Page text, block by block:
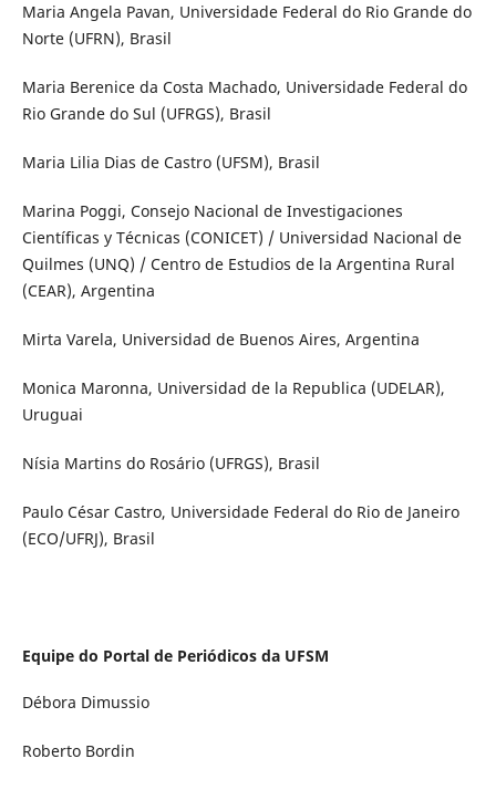
Maria Angela Pavan, Universidade Federal do Rio Grande do
Norte (UFRN), Brasil
Maria Berenice da Costa Machado, Universidade Federal do
Rio Grande do Sul (UFRGS), Brasil
Maria Lilia Dias de Castro (UFSM), Brasil
Marina Poggi, Consejo Nacional de Investigaciones
Científicas y Técnicas (CONICET) / Universidad Nacional de
Quilmes (UNQ) / Centro de Estudios de la Argentina Rural
(CEAR), Argentina
Mirta Varela, Universidad de Buenos Aires, Argentina
Monica Maronna, Universidad de la Republica (UDELAR),
Uruguai
Nísia Martins do Rosário (UFRGS), Brasil
Paulo César Castro, Universidade Federal do Rio de Janeiro
(ECO/UFRJ), Brasil
Equipe do Portal de Periódicos da UFSM
Débora Dimussio
Roberto Bordin